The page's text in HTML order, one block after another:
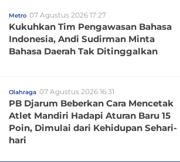
Metro 07 Agustus 2026 17:27
Kukuhkan Tim Pengawasan Bahasa
Indonesia, Andi Sudirman Minta
Bahasa Daerah Tak Ditinggalkan
Olahraga 07 Agustus 2026 16:31
PB Djarum Beberkan Cara Mencetak
Atlet Mandiri Hadapi Aturan Baru 15
Poin, Dimulai dari Kehidupan Sehari-
hari